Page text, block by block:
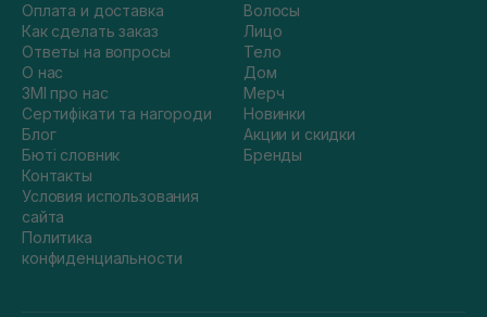
Оплата и доставка
Как сделать заказ
Ответы на вопросы
О нас
ЗМІ про нас
Сертифікати та нагороди
Блог
Бюті словник
Контакты
Условия использования
сайта
Политика
конфиденциальности
Волосы
Лицо
Тело
Дом
Мерч
Новинки
Акции и скидки
Бренды